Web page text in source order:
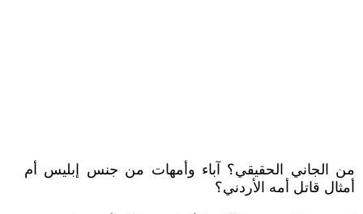
من الجاني الحقيقي؟ آباء وأمهات من جنس إبليس أم
أمثال قاتل أمه الأردني؟